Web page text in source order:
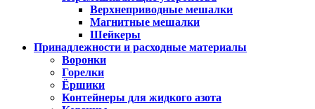
Верхнеприводные мешалки
Магнитные мешалки
Шейкеры
Принадлежности и расходные материалы
Воронки
Горелки
Ёршики
Контейнеры для жидкого азота